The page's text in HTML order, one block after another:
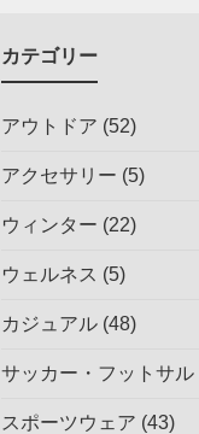
カテゴリー
アウトドア (52)
アクセサリー (5)
ウィンター (22)
ウェルネス (5)
カジュアル (48)
サッカー・フットサル
スポーツウェア (43)